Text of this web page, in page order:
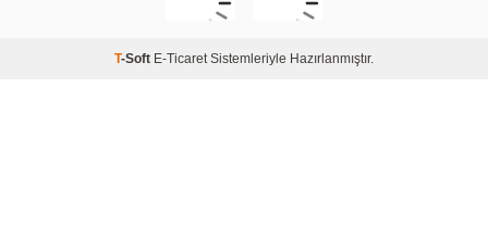
T-Soft E-Ticaret Sistemleriyle Hazırlanmıştır.